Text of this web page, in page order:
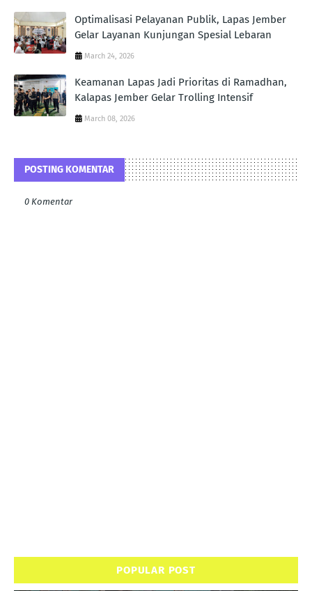
Optimalisasi Pelayanan Publik, Lapas Jember
Gelar Layanan Kunjungan Spesial Lebaran
March 24, 2026
Keamanan Lapas Jadi Prioritas di Ramadhan,
Kalapas Jember Gelar Trolling Intensif
March 08, 2026
POSTING KOMENTAR
0 Komentar
POPULAR POST